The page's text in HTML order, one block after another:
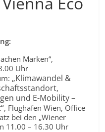
Marken“,
Uhr
„Klimawandel &
und E-Mobility –
, Flughafen Wien, Office
bei den „Wiener
11.00 – 16.30 Uhr